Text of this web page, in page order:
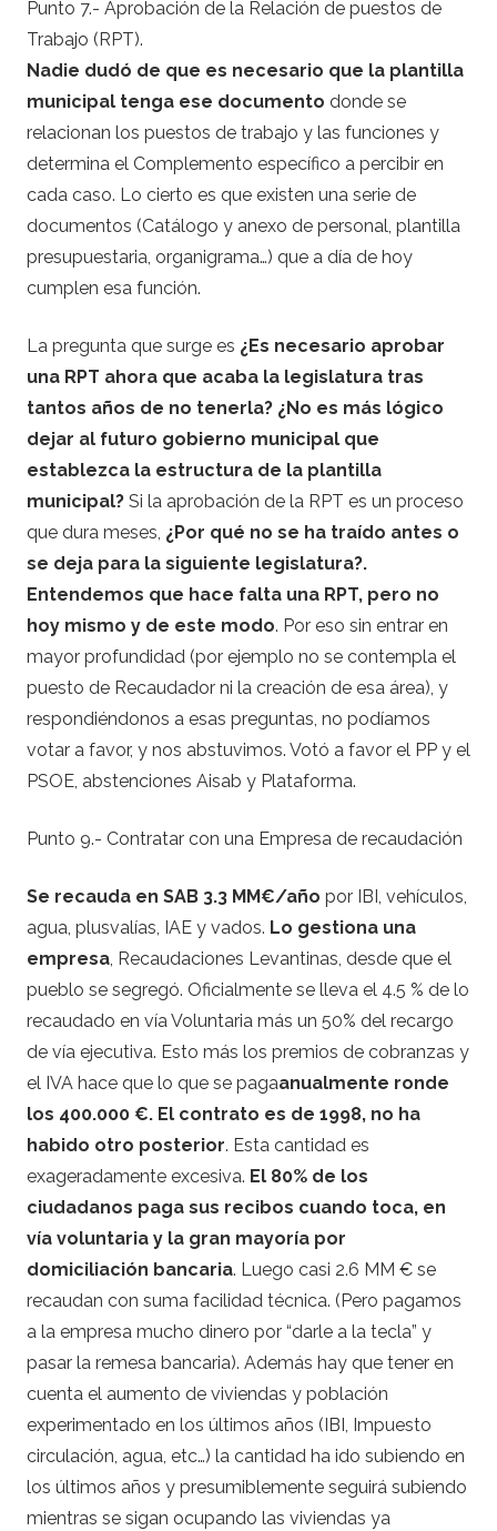
Punto 7.- Aprobación de la Relación de puestos de
Trabajo (RPT).
Nadie dudó de que es necesario que la plantilla
municipal tenga ese documento donde se
relacionan los puestos de trabajo y las funciones y
determina el Complemento específico a percibir en
cada caso. Lo cierto es que existen una serie de
documentos (Catálogo y anexo de personal, plantilla
presupuestaria, organigrama…) que a día de hoy
cumplen esa función.
La pregunta que surge es ¿Es necesario aprobar
una RPT ahora que acaba la legislatura tras
tantos años de no tenerla? ¿No es más lógico
dejar al futuro gobierno municipal que
establezca la estructura de la plantilla
municipal? Si la aprobación de la RPT es un proceso
que dura meses, ¿Por qué no se ha traído antes o
se deja para la siguiente legislatura?.
Entendemos que hace falta una RPT, pero no
hoy mismo y de este modo. Por eso sin entrar en
mayor profundidad (por ejemplo no se contempla el
puesto de Recaudador ni la creación de esa área), y
respondiéndonos a esas preguntas, no podíamos
votar a favor, y nos abstuvimos. Votó a favor el PP y el
PSOE, abstenciones Aisab y Plataforma.
Punto 9.- Contratar con una Empresa de recaudación
Se recauda en SAB 3.3 MM€/año por IBI, vehículos,
agua, plusvalías, IAE y vados. Lo gestiona una
empresa, Recaudaciones Levantinas, desde que el
pueblo se segregó. Oficialmente se lleva el 4.5 % de lo
recaudado en vía Voluntaria más un 50% del recargo
de vía ejecutiva. Esto más los premios de cobranzas y
el IVA hace que lo que se pagaanualmente ronde
los 400.000 €. El contrato es de 1998, no ha
habido otro posterior. Esta cantidad es
exageradamente excesiva. El 80% de los
ciudadanos paga sus recibos cuando toca, en
vía voluntaria y la gran mayoría por
domiciliación bancaria. Luego casi 2.6 MM € se
recaudan con suma facilidad técnica. (Pero pagamos
a la empresa mucho dinero por “darle a la tecla” y
pasar la remesa bancaria). Además hay que tener en
cuenta el aumento de viviendas y población
experimentado en los últimos años (IBI, Impuesto
circulación, agua, etc…) la cantidad ha ido subiendo en
los últimos años y presumiblemente seguirá subiendo
mientras se sigan ocupando las viviendas ya